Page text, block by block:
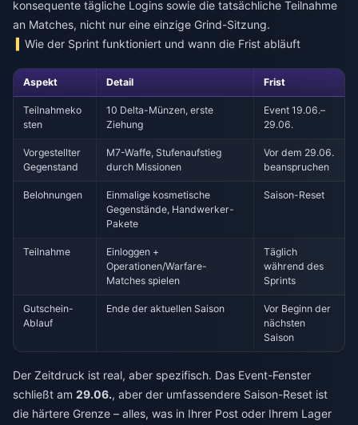
konsequente tägliche Logins sowie die tatsächliche Teilnahme
an Matches, nicht nur eine einzige Grind-Sitzung.
Wie der Sprint funktioniert und wann die Frist abläuft
Aspekt Detail Frist
Teilnahmeko
sten
10 Delta-Münzen, erste
Ziehung
Event 19.06.–
29.06.
Vorgestellter
Gegenstand
M7-Waffe, Stufenaufstieg
durch Missionen
Vor dem 29.06.
beanspruchen
Belohnungen
Einmalige kosmetische
Gegenstände, Handwerker-
Pakete
Saison-Reset
Teilnahme
Einloggen +
Operationen/Warfare-
Matches spielen
Täglich
während des
Sprints
Gutschein-
Ablauf
Ende der aktuellen Saison
Vor Beginn der
nächsten
Saison
Der Zeitdruck ist real, aber spezifisch. Das Event-Fenster
schließt am 29.06., aber der umfassendere Saison-Reset ist
die härtere Grenze – alles, was in Ihrer Post oder Ihrem Lager